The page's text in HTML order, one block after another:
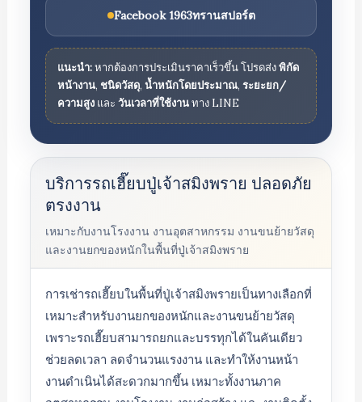
Facebook 1963ทรานสปอร์ต
แนะนำ:หากต้องการประเมินราคาเร็วขึ้น โปรดส่งพิกัด
หน้างาน, ชนิดวัสดุ, น้ำหนักโดยประมาณ, ระยะยก/
ความสูงและ วันเวลาที่ใช้งานทาง LINE
บริการรถเฮี๊ยบปู่เจ้าสมิงพราย ปลอดภัย
ตรงงาน
เหมาะกับงานโรงงาน งานอุตสาหกรรม งานขนย้ายวัสดุ
และงานยกของหนักในพื้นที่ปู่เจ้าสมิงพราย
การเช่ารถเฮี๊ยบในพื้นที่ปู่เจ้าสมิงพรายเป็นทางเลือกที่
เหมาะสำหรับงานยกของหนักและงานขนย้ายวัสดุ
เพราะรถเฮี๊ยบสามารถยกและบรรทุกได้ในคันเดียว
ช่วยลดเวลา ลดจำนวนแรงงาน และทำให้งานหน้า
งานดำเนินได้สะดวกมากขึ้น เหมาะทั้งงานภาค